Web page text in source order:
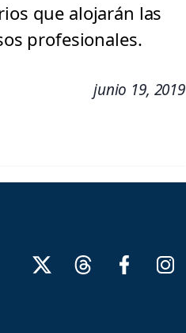
que alojarán las
profesionales.
junio 19, 2019